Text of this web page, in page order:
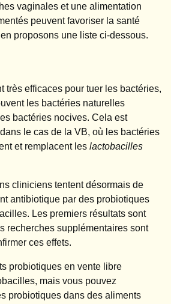
vaginales et une alimentation
peuvent favoriser la santé
proposons une liste ci-dessous.
très efficaces pour tuer les bactéries,
les bactéries naturelles
bactéries nocives. Cela est
le cas de la VB, où les bactéries
et remplacent les lactobacilles
cliniciens tentent désormais de
antibiotique par des probiotiques
Les premiers résultats sont
recherches supplémentaires sont
ces effets.
probiotiques en vente libre
mais vous pouvez
probiotiques dans des aliments